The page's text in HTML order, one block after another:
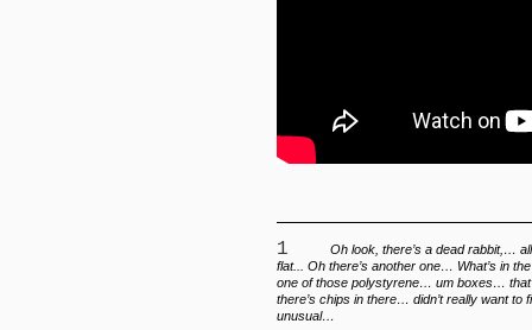
1
Oh look, there’s a dead rabbit,…
flat... Oh there’s another one… What’s in
one of those polystyrene… um boxes…
there’s chips in there… didn’t really want to
unusual…